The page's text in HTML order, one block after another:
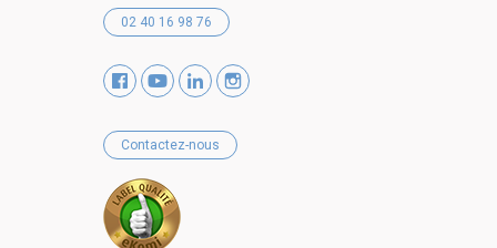
02 40 16 98 76
Contactez-nous